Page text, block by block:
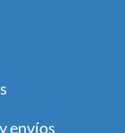
envíos